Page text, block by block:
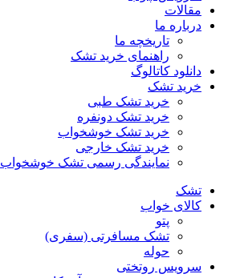
مقالات
درباره ما
تاریخچه ما
راهنمای خرید تشک
دانلود کاتالوگ
خرید تشک
خرید تشک طبی
خرید تشک دونفره
خرید تشک خوشخواب
خرید تشک خارجی
نمایندگی رسمی تشک خوشخواب
تشک
کالای خواب
پتو
تشک مسافرتی (سفری)
حوله
سرویس روتختی